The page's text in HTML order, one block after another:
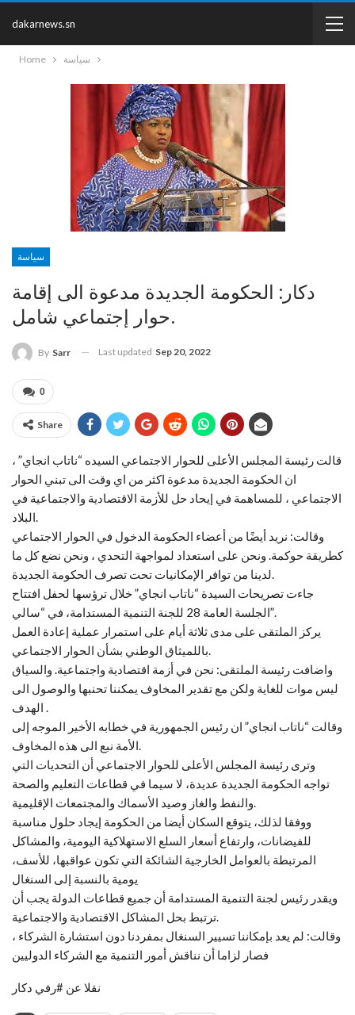
dakarnews.sn
Home سياسة
سياسة
دكار: الحكومة الجديدة مدعوة الى إقامة
حوار إجتماعي شامل.
By Sarr Last updated Sep 20, 2022
0
Share
قالت رئيسة المجلس الأعلى للحوار الاجتماعي السيده “ناتاب انجاي” ،
ان الحكومة الجديدة مدعوة اكثر من اي وقت الى تبني الحوار
الاجتماعي ، للمساهمة في إيحاد حل للأزمة الاقتصادية والاجتماعية في
البلاد.
وقالت: نريد أيضًا من أعضاء الحكومة الدخول في الحوار الاجتماعي
كطريقة حوكمة. ونحن على استعداد لمواجهة التحدي ، ونحن نضع كل ما
لدينا من توافر الإمكانيات تحت تصرف الحكومة الجديدة.
جاءت تصريحات السيدة “ناتاب انجاي” خلال ترؤسها لحفل افتتاح
الجلسة العامة 28 للجنة التنمية المستدامة، في “سالي”.
يركز الملتقى على مدى ثلاثة أيام على استمرار عملية إعادة العمل
باللميثاق الوطني بشأن الحوار الاجتماعي.
واضافت رئيسة الملتقى: نحن في أزمة اقتصادية واجتماعية. والسياق
ليس موات للغاية ولكن مع تقدير المخاوف يمكننا تحنبها والوصول الى
الهدف .
وقالت “ناتاب انجاي” ان رئيس الجمهورية في خطابه الأخير الموجه إلى
الأمة نبع الى هذه المخاوف.
وترى رئيسة المجلس الأعلى للحوار الاجتماعي أن التحديات التي
تواجه الحكومة الجديدة عديدة، لا سيما في قطاعات التعليم والصحة
والنفط والغاز وصيد الأسماك والمجتمعات الإقليمية.
ووفقا لذلك، يتوقع السكان أيضا من الحكومة إيجاد حلول مناسبة
للفيضانات، وارتفاع أسعار السلع الاستهلاكية اليومية، والمشاكل
المرتبطة بالعوامل الخارجية الشائكة التي تكون عواقبها، للأسف،
يومية بالنسبة إلى السنغال
ويقدر رئيس لجنة التنمية المستدامة أن جميع قطاعات الدولة يجب أن
ترتبط بحل المشاكل الاقتصادية والاجتماعية.
وقالت: لم يعد بإمكاننا تسيير السنغال بمفردنا دون استشارة الشركاء ،
فصار لزاما أن نناقش أمور التنمية مع الشركاء الدوليين
نقلا عن #رفي دكار